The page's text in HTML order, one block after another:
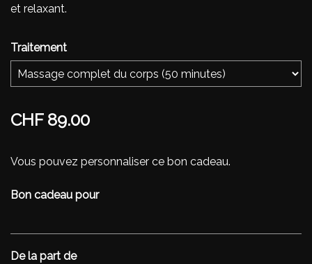
et relaxant.
Traitement
CHF 89.00
Vous pouvez personnaliser ce bon cadeau.
Bon cadeau pour
De la part de